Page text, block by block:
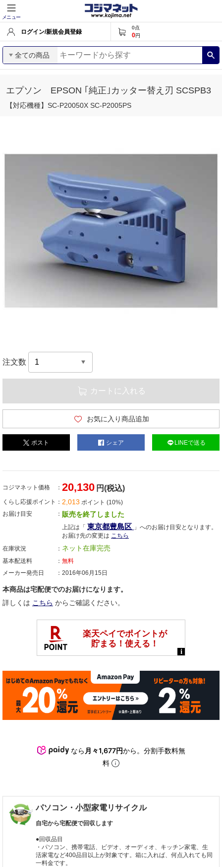
メニュー
ログイン/新規会員登録
0点
0円
全ての商品
エプソン EPSON ｢純正｣カッター替え刃 SCSPB3
【対応機種】SC-P20050X SC-P2005PS
注文数
カートに入れる
お気に入り商品追加
ポスト シェア LINEで送る
コジマネット価格 20,130 円(税込)
くらし応援ポイント 2,013 ポイント (10%)
お届け目安
販売を終了しました
上記は「 東京都豊島区 」へのお届け目安となります。
お届け先の変更は こちら
在庫状況
ネット在庫完売
基本配送料
無料
メーカー発売日
2016年06月15日
本商品は宅配便でのお届けになります。
詳しくは こちら からご確認ください。
なら 月々1,677円から。分割手数料無
料
パソコン・小型家電リサイクル
自宅から宅配便で回収します
●回収品目
・パソコン、携帯電話、ビデオ、オーディオ、キッチン家電、生
活家電など400品目以上が対象です。箱に入れば、何点入れても同
一料金です。